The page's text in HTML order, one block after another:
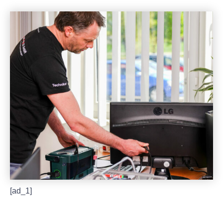
[ad_1]